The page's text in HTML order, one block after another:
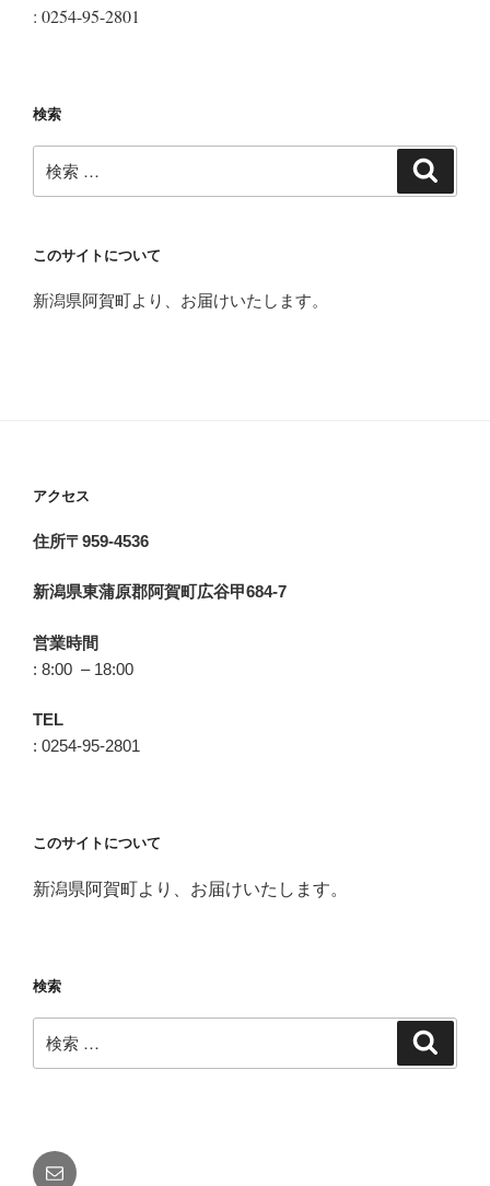
: 0254-95-2801
検索
索:
このサイトについて
新潟県阿賀町より、お届けいたします。
アクセス
住所〒959-4536
新潟県東蒲原郡阿賀町広谷甲684-7
営業時間
: 8:00 – 18:00
TEL
: 0254-95-2801
このサイトについて
新潟県阿賀町より、お届けいたします。
検索
索:
メ